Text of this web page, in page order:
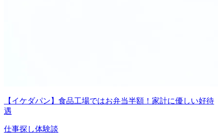
【イケダパン】食品工場ではお弁当半額！家計に優しい好待
遇
仕事探し体験談